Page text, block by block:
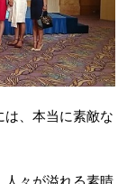
は、本当に素敵な
人々が溢れる素晴